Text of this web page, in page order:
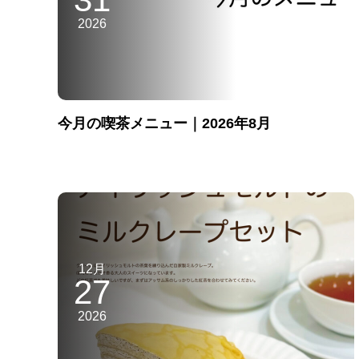
2026
今月の喫茶メニュー｜2026年8月
12月
27
2026